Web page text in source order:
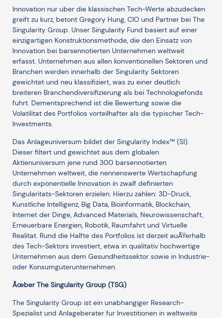
Innovation nur uber die klassischen Tech-Werte abzudecken
greift zu kurz, betont Gregory Hung, CIO und Partner bei The
Singularity Group. Unser Singularity Fund basiert auf einer
einzigartigen Konstruktionsmethode, die den Einsatz von
Innovation bei barsennotierten Unternehmen weltweit
erfasst. Unternehmen aus allen konventionellen Sektoren und
Branchen werden innerhalb der Singularity Sektoren
gewichtet und neu klassifiziert, was zu einer deutlich
breiteren Branchendiversifizierung als bei Technologiefonds
fuhrt. Dementsprechend ist die Bewertung sowie die
Volatilitat des Portfolios vorteilhafter als die typischer Tech-
Investments.
Das Anlageuniversum bildet der Singularity Index™ (SI).
Dieser filtert und gewichtet aus dem globalen
Aktienuniversum jene rund 300 barsennotierten
Unternehmen weltweit, die nennenswerte Wertschapfung
durch exponentielle Innovation in zwalf definierten
Singularitats-Sektoren erzielen. Hierzu zahlen: 3D-Druck,
Kunstliche Intelligenz, Big Data, Bioinformatik, Blockchain,
Internet der Dinge, Advanced Materials, Neurowissenschaft,
Erneuerbare Energien, Robotik, Raumfahrt und Virtuelle
Realitat. Rund die Halfte des Portfolios ist derzeit auÃŸerhalb
des Tech-Sektors investiert, etwa in qualitativ hochwertige
Unternehmen aus dem Gesundheitssektor sowie in Industrie-
oder Konsumguterunternehmen.
Ãœber The Singularity Group (TSG)
The Singularity Group ist ein unabhangiger Research-
Spezialist und Anlageberater fur Investitionen in weltweite